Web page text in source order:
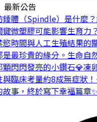
最新公告
體（Spindle）是什麼？
微塑膠可能影響生育力？
時間與人工生殖結果的關
最珍貴的緣分。 生命自然
閃閃發亮的小鑽石💎凍卵
臨床考量約8成無症狀！
事，終於寫下幸福篇章✨